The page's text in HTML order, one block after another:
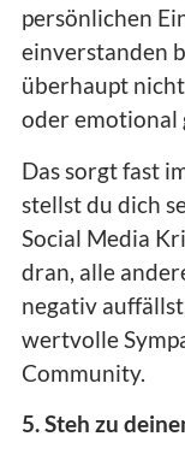
persönlichen
einverstanden
überhaupt
oder emotional
Das sorgt fast
stellst du dich
Social Media
dran, alle
negativ
wertvolle
Community.
5. Steh zu